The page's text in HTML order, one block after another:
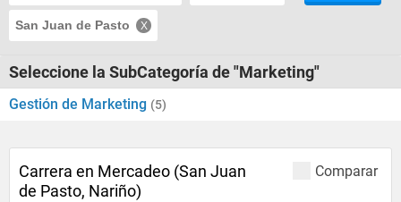
San Juan de Pasto
Seleccione la SubCategoría de "Marketing"
Gestión de Marketing (5)
Comparar
Carrera en Mercadeo (San Juan
de Pasto, Nariño)